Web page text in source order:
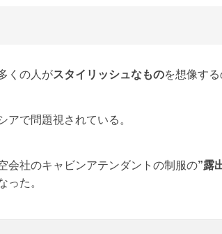
くの人がスタイリッシュなものを想像す
アで問題視されている。
会社のキャビンアテンダントの制服の”露
った。